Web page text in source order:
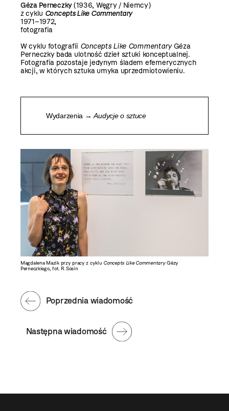
Géza Perneczky(1936, Węgry / Niemcy)
z cyklu Concepts Like Commentary
1971–1972,
fotografia
W cyklu fotografii Concepts Like Commentary Géza
Perneczky bada ulotność dzieł sztuki konceptualnej.
Fotografia pozostaje jedynym śladem efemerycznych
akcji, w których sztuka umyka uprzedmiotowieniu.
Wydarzenia →Audycje o sztuce
Magdalena Mazik przy pracy z cyklu Concepts Like CommentaryGézy
Perneczkiego, fot. R. Sosin
Następna wiadomość
Poprzednia wiadomość